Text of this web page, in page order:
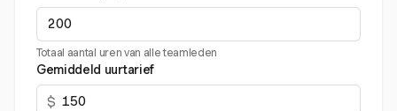
Totaal aantal uren van alle teamleden
Gemiddeld uurtarief
$